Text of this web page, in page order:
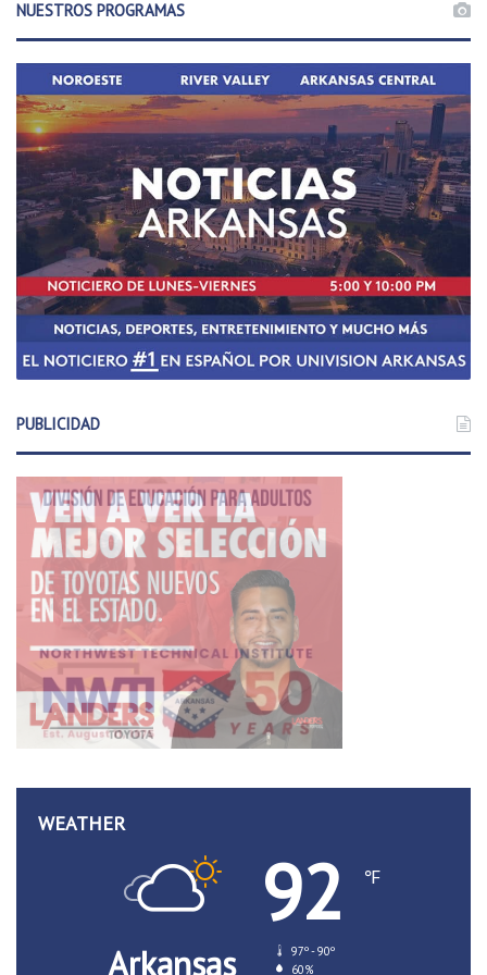
NUESTROS PROGRAMAS
PUBLICIDAD
WEATHER
Arkansas
92 ℉
97º - 90º
60%